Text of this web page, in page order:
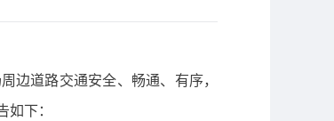
边道路交通安全、畅通、有序，
下：